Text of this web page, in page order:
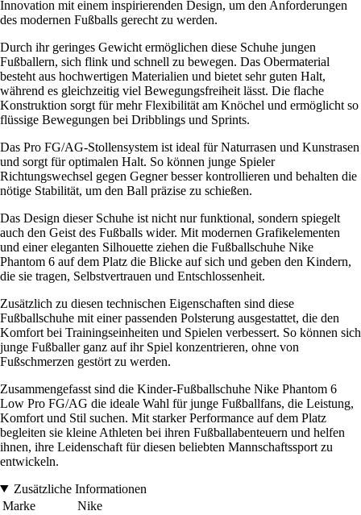
Innovation mit einem inspirierenden Design, um den Anforderungen
des modernen Fußballs gerecht zu werden.
Durch ihr geringes Gewicht ermöglichen diese Schuhe jungen
Fußballern, sich flink und schnell zu bewegen. Das Obermaterial
besteht aus hochwertigen Materialien und bietet sehr guten Halt,
während es gleichzeitig viel Bewegungsfreiheit lässt. Die flache
Konstruktion sorgt für mehr Flexibilität am Knöchel und ermöglicht so
flüssige Bewegungen bei Dribblings und Sprints.
Das Pro FG/AG-Stollensystem ist ideal für Naturrasen und Kunstrasen
und sorgt für optimalen Halt. So können junge Spieler
Richtungswechsel gegen Gegner besser kontrollieren und behalten die
nötige Stabilität, um den Ball präzise zu schießen.
Das Design dieser Schuhe ist nicht nur funktional, sondern spiegelt
auch den Geist des Fußballs wider. Mit modernen Grafikelementen
und einer eleganten Silhouette ziehen die Fußballschuhe Nike
Phantom 6 auf dem Platz die Blicke auf sich und geben den Kindern,
die sie tragen, Selbstvertrauen und Entschlossenheit.
Zusätzlich zu diesen technischen Eigenschaften sind diese
Fußballschuhe mit einer passenden Polsterung ausgestattet, die den
Komfort bei Trainingseinheiten und Spielen verbessert. So können sich
junge Fußballer ganz auf ihr Spiel konzentrieren, ohne von
Fußschmerzen gestört zu werden.
Zusammengefasst sind die Kinder-Fußballschuhe Nike Phantom 6
Low Pro FG/AG die ideale Wahl für junge Fußballfans, die Leistung,
Komfort und Stil suchen. Mit starker Performance auf dem Platz
begleiten sie kleine Athleten bei ihren Fußballabenteuern und helfen
ihnen, ihre Leidenschaft für diesen beliebten Mannschaftssport zu
entwickeln.
Zusätzliche Informationen
Marke
Nike